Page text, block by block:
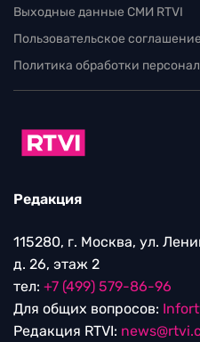
Выходные данные СМИ RTVI
Пользовательское соглашение
Политика обработки
Редакция
115280, г. Москва, ул.
д. 26, этаж 2
тел: +7 (499) 579-86-96
Для общих вопросов:
Редакция RTVI: